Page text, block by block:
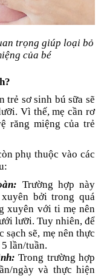
trọng giúp loại bỏ
của bé
trẻ sơ sinh bú sữa sẽ
Vì thế, mẹ cần rơ
răng miệng của trẻ
phụ thuộc vào các
Trường hợp này
bởi trong quá
xuyên với ti mẹ nên
lưỡi. Tuy nhiên, để
sạch sẽ, mẹ nên thực
lần/tuần.
Trong trường hợp
ngày và thực hiện